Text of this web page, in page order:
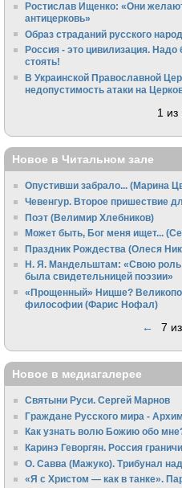
Ростислав Ищенко: «Они
антицерковь»
Образ страданий русского
Россия - это цивилизация.
стоять!
В Украинской Православной
недопустимость атаки на
1 из
Новое в Читальном зале
Опустивши забрало... (Марина
Чевенгур. Второе пришествие
Поэт (Велимир Хлебников)
Может быть, Бог меня ищет...
Праздник Рождества (Олеся
Н. Я. Мандельштам: «Свою pоль
была свидетельницей поэзии»
«Прощенный» Ницше?
философии (Фарис Нофал)
← 7
Новое в медиагалерее
Святыни Руси. Сергей Марнов
Граждане Русского мира -
Как узнать волю Божию обо
Каринэ Геворгян. Россия
О. Савва (Мажуко). Трибунал
«Я с Христом — как в танке».